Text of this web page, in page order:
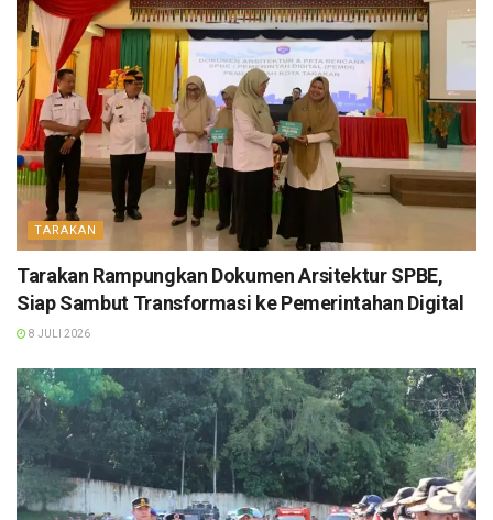
TARAKAN
Tarakan Rampungkan Dokumen Arsitektur SPBE,
Siap Sambut Transformasi ke Pemerintahan Digital
8 JULI 2026